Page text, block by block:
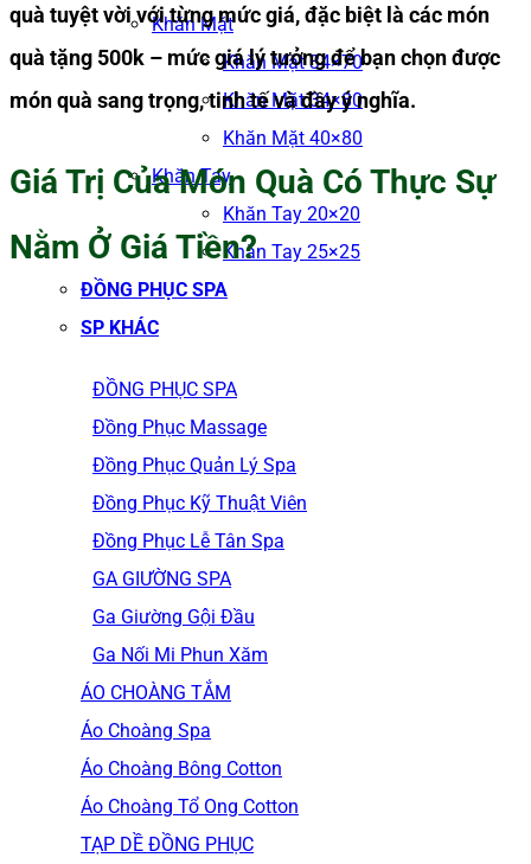
Khăn Mặt
Khăn Mặt 34×70
Khăn Mặt 34×80
Khăn Mặt 40×80
Khăn Tay
Khăn Tay 20×20
Khăn Tay 25×25
ĐỒNG PHỤC SPA
SP KHÁC
ĐỒNG PHỤC SPA
Đồng Phục Massage
Đồng Phục Quản Lý Spa
Đồng Phục Kỹ Thuật Viên
Đồng Phục Lễ Tân Spa
GA GIƯỜNG SPA
Ga Giường Gội Đầu
Ga Nối Mi Phun Xăm
ÁO CHOÀNG TẮM
Áo Choàng Spa
Áo Choàng Bông Cotton
Áo Choàng Tổ Ong Cotton
TẠP DỀ ĐỒNG PHỤC
quà tuyệt vời với từng mức giá, đặc biệt là các món
quà tặng 500k – mức giá lý tưởng để bạn chọn được
món quà sang trọng, tinh tế và đầy ý nghĩa.
Giá Trị Của Món Quà Có Thực Sự
Nằm Ở Giá Tiền?